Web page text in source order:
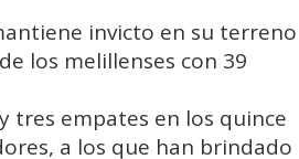
invicto en su terreno
los melillenses con 39
tres empates en los quince
a los que han brindado